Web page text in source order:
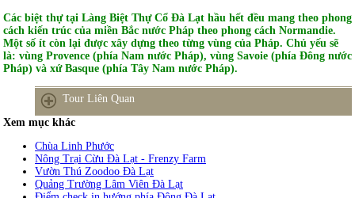
Các biệt thự tại Làng Biệt Thự Cổ Đà Lạt hầu hết đều mang theo phong
cách kiến trúc của miền Bắc nước Pháp theo phong cách Normandie.
Một số ít còn lại được xây dựng theo từng vùng của Pháp. Chủ yếu sẽ
là: vùng Provence (phía Nam nước Pháp), vùng Savoie (phía Đông nước
Pháp) và xứ Basque (phía Tây Nam nước Pháp).
Tour Liên Quan
Xem mục khác
Chùa Linh Phước
Nông Trại Cừu Đà Lạt - Frenzy Farm
Vườn Thú Zoodoo Đà Lạt
Quảng Trường Lâm Viên Đà Lạt